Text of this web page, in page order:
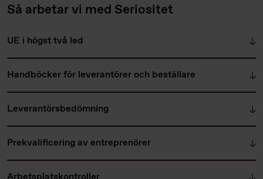
Så arbetar vi med Seriositet
UE i högst två led
Handböcker för leverantörer och beställare
Leverantörsbedömning
Prekvalificering av entreprenörer